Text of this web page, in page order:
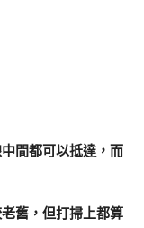
間都可以抵達，而
舊，但打掃上都算